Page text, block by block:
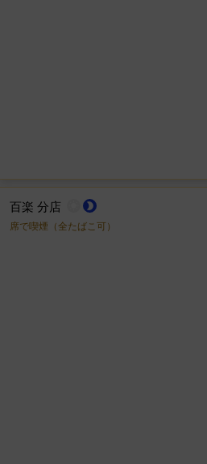
百楽 分店 brightness_2
席で喫煙（全たばこ可）